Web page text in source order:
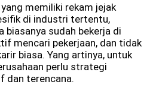
memiliki rekam jejak
di industri tertentu,
biasanya sudah bekerja di
mencari pekerjaan, dan tidak
biasa. Yang artinya, untuk
perlu strategi
dan terencana.